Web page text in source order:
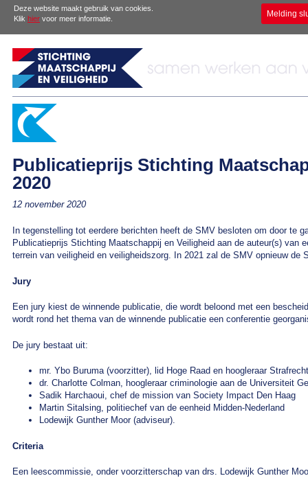
Deze website maakt gebruik van cookies.
Klik hier voor meer informatie. Melding
Publicatieprijs Stichting
2020
12 november 2020
In tegenstelling tot eerdere berichten heeft de SMV besloten om door te
Publicatieprijs Stichting Maatschappij en Veiligheid aan de auteur(s) van
terrein van veiligheid en veiligheidszorg. In 2021 zal de SMV opnieuw de
Jury
Een jury kiest de winnende publicatie, die wordt beloond met een
wordt rond het thema van de winnende publicatie een conferentie
De jury bestaat uit:
mr. Ybo Buruma (voorzitter), lid Hoge Raad en hoogleraar
dr. Charlotte Colman, hoogleraar criminologie aan de Universiteit
Sadik Harchaoui, chef de mission van Society Impact Den Haag
Martin Sitalsing, politiechef van de eenheid Midden-Nederland
Lodewijk Gunther Moor (adviseur).
Criteria
Een leescommissie, onder voorzitterschap van drs. Lodewijk Gunther